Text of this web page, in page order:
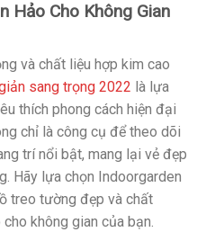
Hảo Cho Không Gian
và chất liệu hợp kim cao
sang trọng 2022 là lựa
thích phong cách hiện đại
chỉ là công cụ để theo dõi
trí nổi bật, mang lại vẻ đẹp
Hãy lựa chọn Indoorgarden
treo tường đẹp và chất
không gian của bạn.